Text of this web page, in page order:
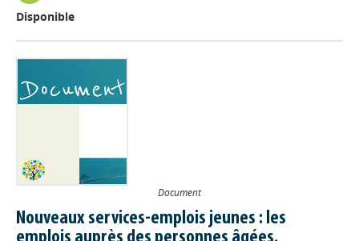
Disponible
Document
Nouveaux services-emplois jeunes : les